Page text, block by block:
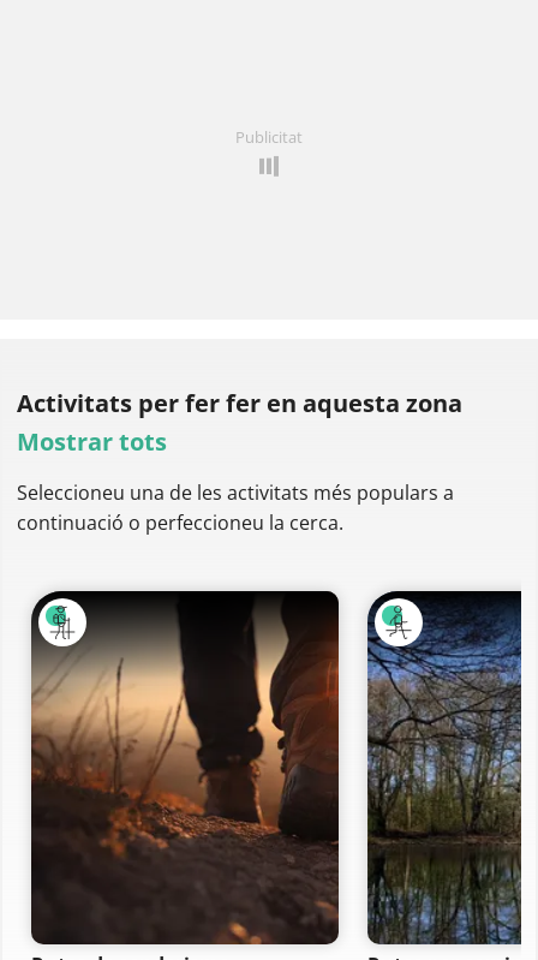
Publicitat
Activitats per ferfer en aquesta zona
Mostrar tots
Seleccioneu una de les activitats més populars a
continuació o perfeccioneu la cerca.